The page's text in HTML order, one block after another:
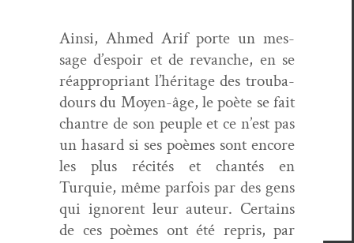
Ain­si, Ahmed Arif porte un mes­
sage d’espoir et de revanche, en se
réap­pro­pri­ant l’héritage des trou­ba­
dours du Moyen-âge, le poète se fait
chantre de son peu­ple et ce n’est pas
un hasard si ses poèmes sont encore
les plus réc­ités et chan­tés en
Turquie, même par­fois par des gens
qui ignorent leur auteur. Cer­tains
de ces poèmes ont été repris, par